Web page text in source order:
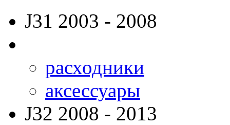
J31 2003 - 2008
расходники
аксессуары
J32 2008 - 2013